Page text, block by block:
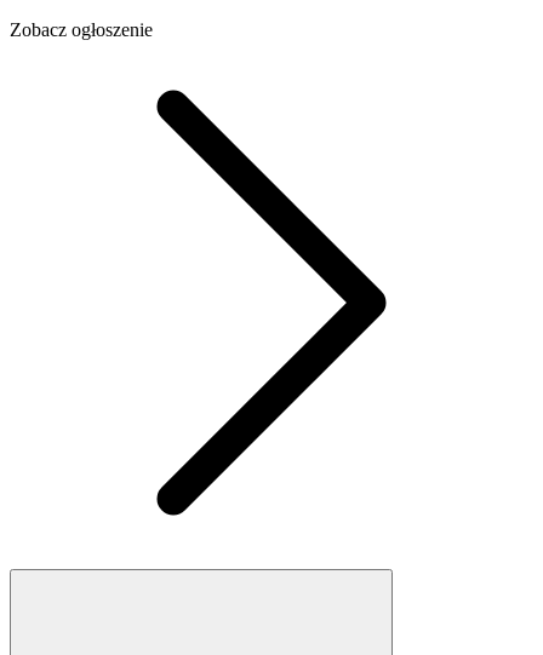
Zobacz ogłoszenie